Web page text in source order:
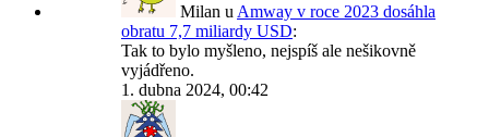
Milan u Amway v roce 2023 dosáhla
obratu 7,7 miliardy USD:
Tak to bylo myšleno, nejspíš ale nešikovně
vyjádřeno.
1. dubna 2024, 00:42